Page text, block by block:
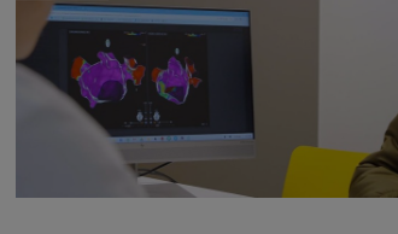
Clientes e acompanhantes
CUF Academic Center
Para profissionais